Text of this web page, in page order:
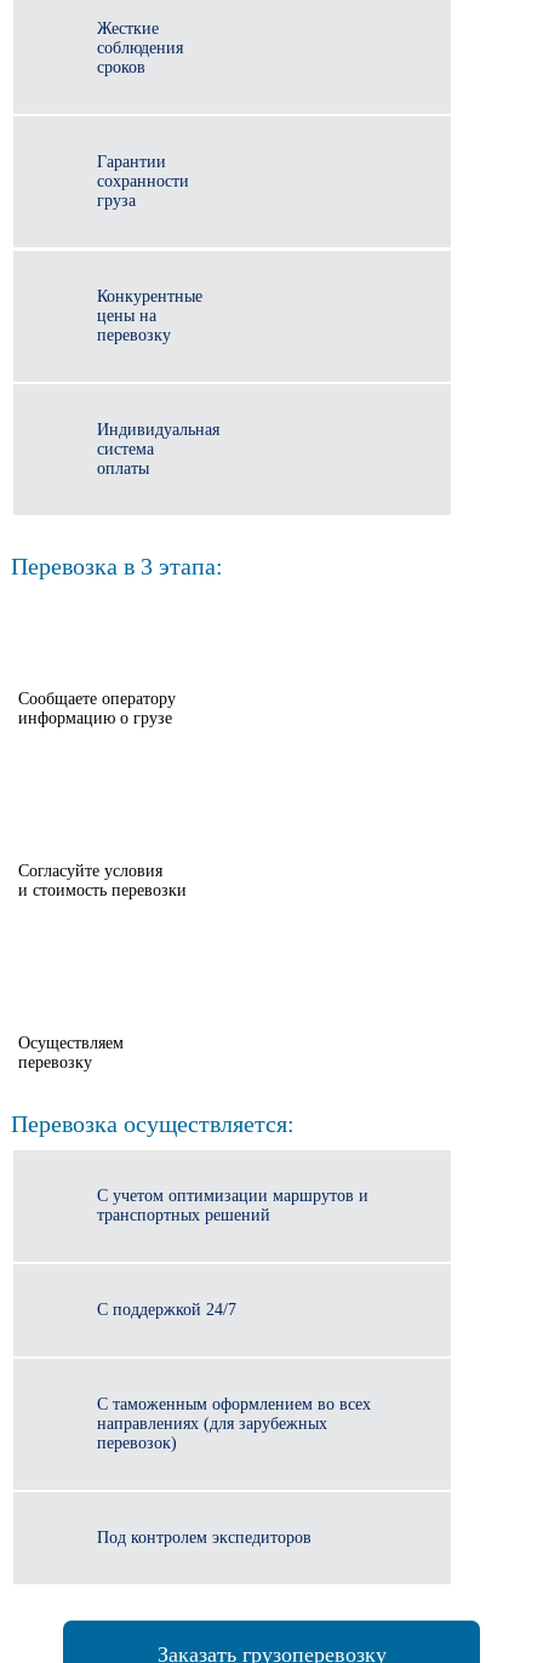
Жесткие
соблюдения
сроков
Гарантии
сохранности
груза
Конкурентные
цены на
перевозку
Индивидуальная
система
оплаты
Перевозка в 3 этапа:
Сообщаете оператору
информацию о грузе
Согласуйте условия
и стоимость перевозки
Осуществляем
перевозку
Перевозка осуществляется:
С учетом оптимизации маршрутов и
транспортных решений
С поддержкой 24/7
С таможенным оформлением во всех
направлениях (для зарубежных
перевозок)
Под контролем экспедиторов
Заказать грузоперевозку